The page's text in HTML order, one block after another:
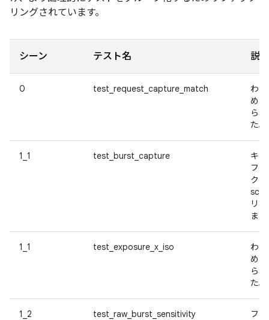
リングされています。
シーン テスト名 説明
0 test_request_capture_match
わ
め
ら
た。
1_1 test_burst_capture
キ
フ
ク
リ
ま
1_1 test_exposure_x_iso
わ
め
ら
た。
1_2 test_raw_burst_sensitivity
フ